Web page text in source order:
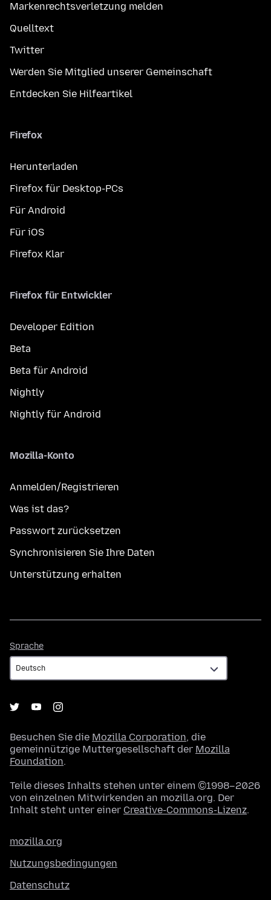
Markenrechtsverletzung melden
Quelltext
Twitter
Werden Sie Mitglied unserer Gemeinschaft
Entdecken Sie Hilfeartikel
Firefox
Herunterladen
Firefox für Desktop-PCs
Für Android
Für iOS
Firefox Klar
Firefox für Entwickler
Developer Edition
Beta
Beta für Android
Nightly
Nightly für Android
Mozilla-Konto
Anmelden/Registrieren
Was ist das?
Passwort zurücksetzen
Synchronisieren Sie Ihre Daten
Unterstützung erhalten
Sprache
Besuchen Sie die Mozilla Corporation, die
gemeinnützige Muttergesellschaft der Mozilla
Foundation.
Teile dieses Inhalts stehen unter einem ©1998–2026
von einzelnen Mitwirkenden an mozilla.org. Der
Inhalt steht unter einer Creative-Commons-Lizenz.
mozilla.org
Nutzungsbedingungen
Datenschutz